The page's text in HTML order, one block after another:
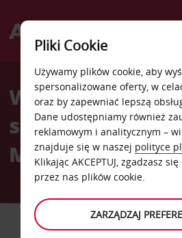
Welcome
AvisWypożyczalnia
samochodów
Milbertshofen
SAMOCHÓD
Pliki Cookie
Używamy plików cookie, aby
spersonalizowane oferty, w
oraz by zapewniać lepszą
Dane udostępniamy również
reklamowym i analitycznym –
znajduje się w naszej polityce
Klikając AKCEPTUJ, zgadzasz
przez nas plików cookie.
ZARZĄDZAJ